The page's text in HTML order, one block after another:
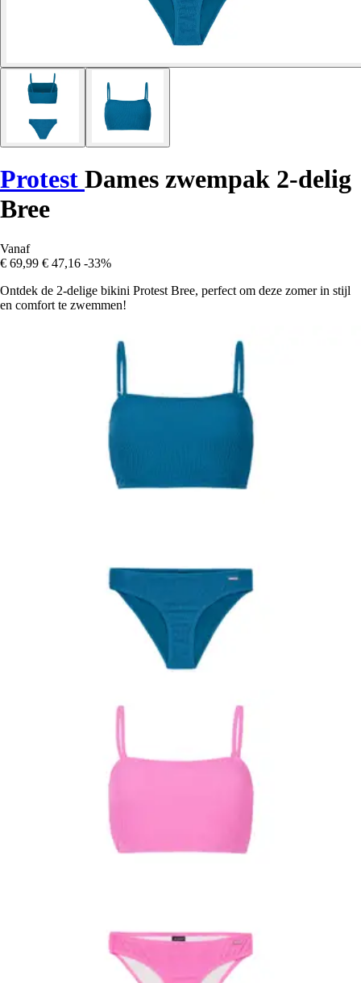
Protest Dames zwempak 2-delig
Bree
Vanaf
€ 69,99 € 47,16 -33%
Ontdek de 2-delige bikini Protest Bree, perfect om deze zomer in stijl
en comfort te zwemmen!